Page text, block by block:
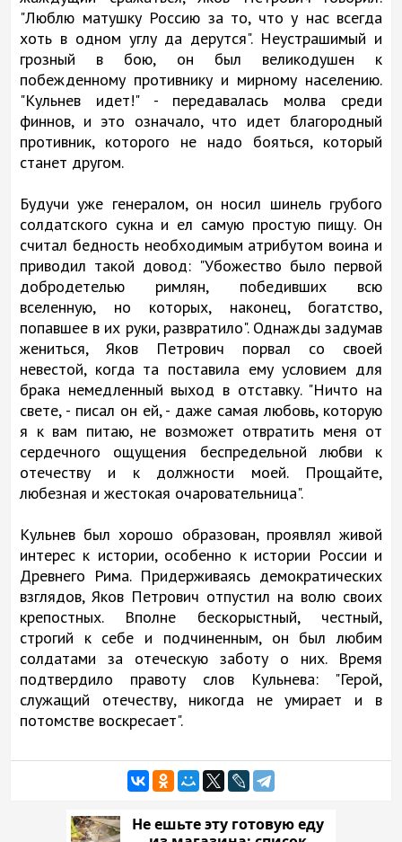
"Люблю матушку Россию за то, что у нас всегда
хоть в одном углу да дерутся". Неустрашимый и
грозный в бою, он был великодушен к
побежденному противнику и мирному населению.
"Кульнев идет!" - передавалась молва среди
финнов, и это означало, что идет благородный
противник, которого не надо бояться, который
станет другом.
Будучи уже генералом, он носил шинель грубого
солдатского сукна и ел самую простую пищу. Он
считал бедность необходимым атрибутом воина и
приводил такой довод: "Убожество было первой
добродетелью римлян, победивших всю
вселенную, но которых, наконец, богатство,
попавшее в их руки, развратило". Однажды задумав
жениться, Яков Петрович порвал со своей
невестой, когда та поставила ему условием для
брака немедленный выход в отставку. "Ничто на
свете, - писал он ей, - даже самая любовь, которую
я к вам питаю, не возможет отвратить меня от
сердечного ощущения беспредельной любви к
отечеству и к должности моей. Прощайте,
любезная и жестокая очаровательница".
Кульнев был хорошо образован, проявлял живой
интерес к истории, особенно к истории России и
Древнего Рима. Придерживаясь демократических
взглядов, Яков Петрович отпустил на волю своих
крепостных. Вполне бескорыстный, честный,
строгий к себе и подчиненным, он был любим
солдатами за отеческую заботу о них. Время
подтвердило правоту слов Кульнева: "Герой,
служащий отечеству, никогда не умирает и в
потомстве воскресает".
Не ешьте эту готовую еду